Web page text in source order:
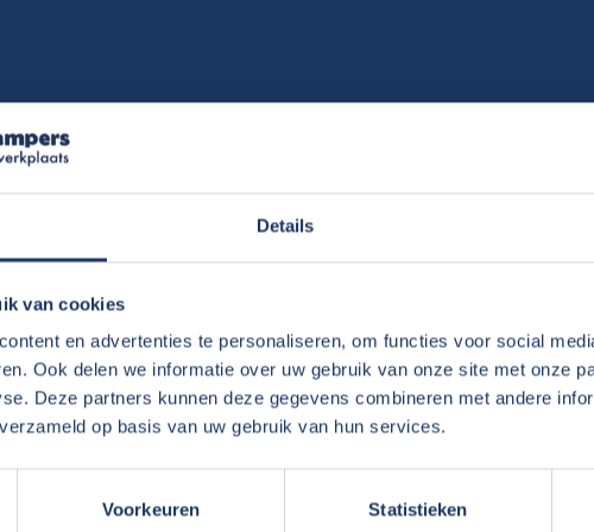
Details
van cookies
en advertenties te personaliseren, om functies voor social
Ook delen we informatie over uw gebruik van onze site met onze
Deze partners kunnen deze gegevens combineren met andere
op basis van uw gebruik van hun services.
Voorkeuren Statistieken
krijgen over het gebruik van de camper
het toilet – alles wordt uitgebreid uitgelegd.
een uitleg gegeven – zeker over de specifieke
deze online video kunt u alvast thuis achter
Smalle
8472 BG